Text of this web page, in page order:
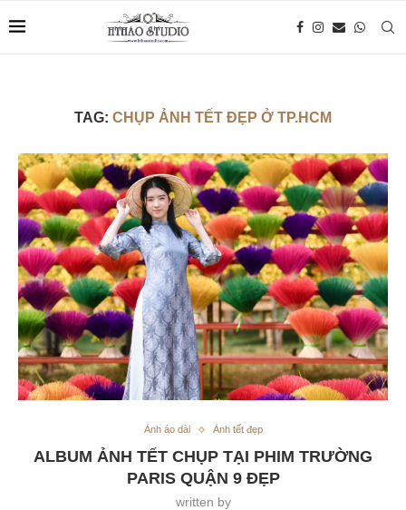
TAG: CHỤP ẢNH TẾT ĐẸP Ở TP.HCM
Ảnh áo dài Ảnh tết đẹp
ALBUM ẢNH TẾT CHỤP TẠI PHIM TRƯỜNG
PARIS QUẬN 9 ĐẸP
written by